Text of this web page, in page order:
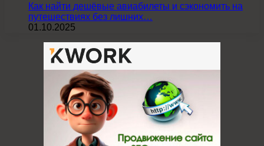
Как найти дешёвые авиабилеты и сэкономить на
путешествиях без лишних…
01.10.2025